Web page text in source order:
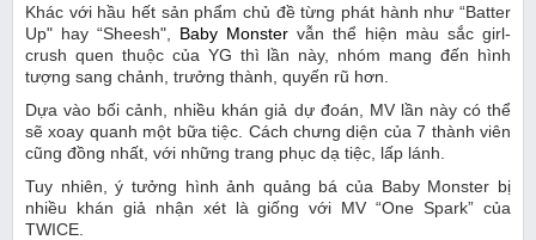
Khác với hầu hết sản phẩm chủ đề từng phát hành như “Batter
Up" hay “Sheesh", Baby Monster vẫn thể hiện màu sắc girl-
crush quen thuộc của YG thì lần này, nhóm mang đến hình
tượng sang chảnh, trưởng thành, quyến rũ hơn.
Dựa vào bối cảnh, nhiều khán giả dự đoán, MV lần này có thể
sẽ xoay quanh một bữa tiệc. Cách chưng diện của 7 thành viên
cũng đồng nhất, với những trang phục dạ tiệc, lấp lánh.
Tuy nhiên, ý tưởng hình ảnh quảng bá của Baby Monster bị
nhiều khán giả nhận xét là giống với MV “One Spark” của
TWICE.